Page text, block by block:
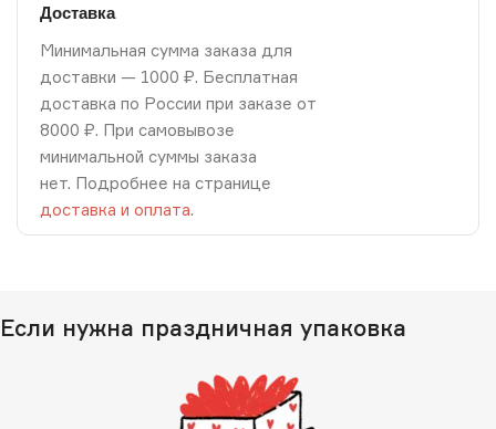
Доставка
Минимальная сумма заказа для
доставки — 1000 ₽. Бесплатная
доставка по России при заказе от
8000 ₽. При самовывозе
минимальной суммы заказа
нет. Подробнее на странице
доставка и оплата.
Если нужна праздничная упаковка